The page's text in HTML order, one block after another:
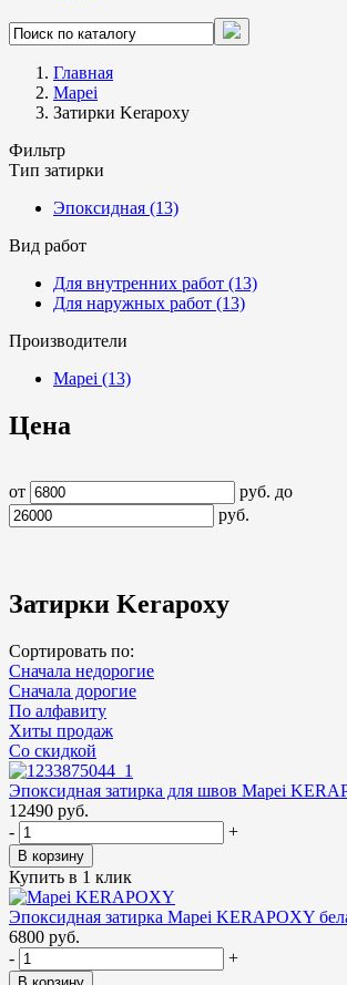
Главная
Mapei
Затирки Kerapoxy
Фильтр
Тип затирки
Эпоксидная (13)
Вид работ
Для внутренних работ (13)
Для наружных работ (13)
Производители
Mapei (13)
Цена
от руб. до
руб.
Затирки Kerapoxy
Сортировать по:
Сначала недорогие
Сначала дорогие
По алфавиту
Хиты продаж
Cо скидкой
Эпоксидная затирка для швов Mapei
12490 руб.
-
+
В корзину
Купить в 1 клик
Эпоксидная затирка Mapei KERAPOXY
6800 руб.
-
+